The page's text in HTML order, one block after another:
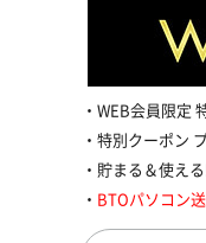
WEB会員限定
特別クーポン
貯まる＆使え
BTOパソコン